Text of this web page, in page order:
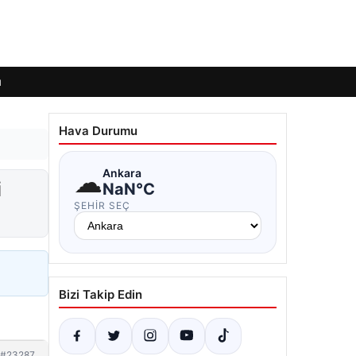
Hava Durumu
☁Ankara
NaN°C
ŞEHIR SEÇ
Bizi Takip Edin